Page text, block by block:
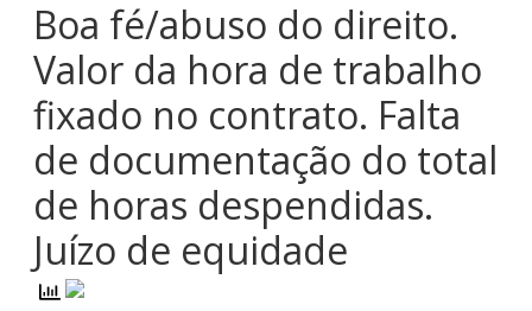
Boa fé/abuso do direito.
Valor da hora de trabalho
fixado no contrato. Falta
de documentação do total
de horas despendidas.
Juízo de equidade